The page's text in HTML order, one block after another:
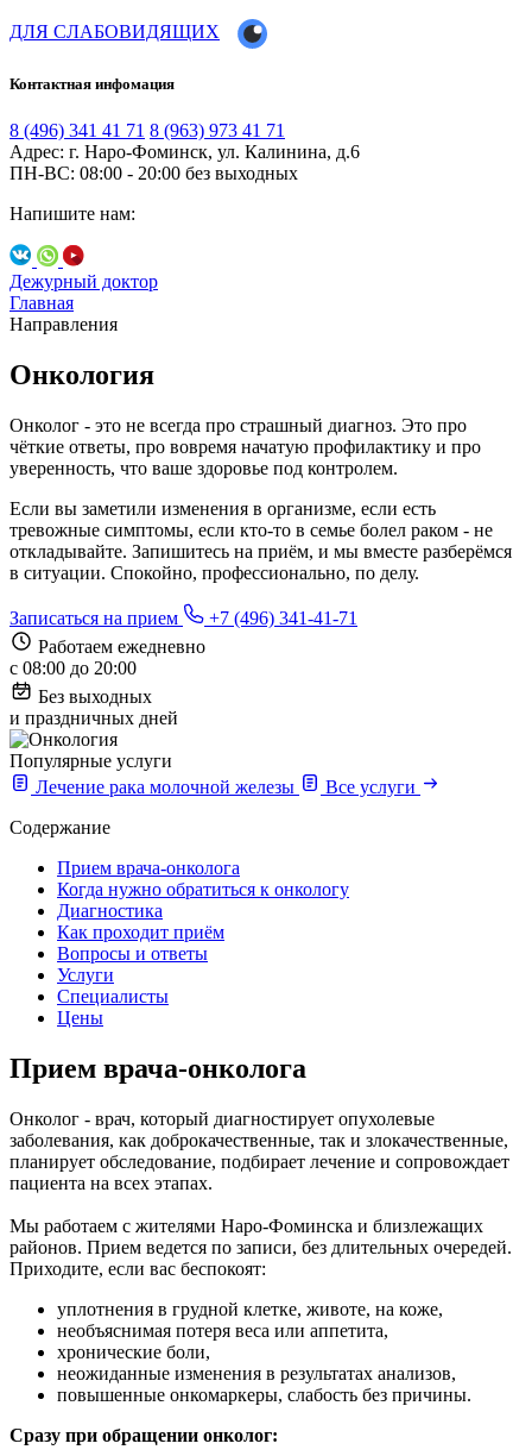
ДЛЯ СЛАБОВИДЯЩИХ
Контактная инфомация
8 (496) 341 41 71 8 (963) 973 41 71
Адрес: г. Наро-Фоминск, ул. Калинина, д.6
ПН-ВС: 08:00 - 20:00 без выходных
Напишите нам:
Дежурный доктор
Главная
Направления
Онкология
Онколог - это не всегда про страшный диагноз. Это про
чёткие ответы, про вовремя начатую профилактику и про
уверенность, что ваше здоровье под контролем.
Если вы заметили изменения в организме, если есть
тревожные симптомы, если кто-то в семье болел раком - не
откладывайте. Запишитесь на приём, и мы вместе разберёмся
в ситуации. Спокойно, профессионально, по делу.
Записаться на прием
+7 (496) 341-41-71
Работаем ежедневно
с 08:00 до 20:00
Без выходных
и праздничных дней
Популярные услуги
Лечение рака молочной железы
Все услуги
Содержание
Прием врача-онколога
Когда нужно обратиться к онкологу
Диагностика
Как проходит приём
Вопросы и ответы
Услуги
Специалисты
Цены
Прием врача-онколога
Онколог - врач, который диагностирует опухолевые
заболевания, как доброкачественные, так и злокачественные,
планирует обследование, подбирает лечение и сопровождает
пациента на всех этапах.
Мы работаем с жителями Наро‑Фоминска и близлежащих
районов. Прием ведется по записи, без длительных очередей.
Приходите, если вас беспокоят:
уплотнения в грудной клетке, животе, на коже,
необъяснимая потеря веса или аппетита,
хронические боли,
неожиданные изменения в результатах анализов,
повышенные онкомаркеры, слабость без причины.
Сразу при обращении онколог: